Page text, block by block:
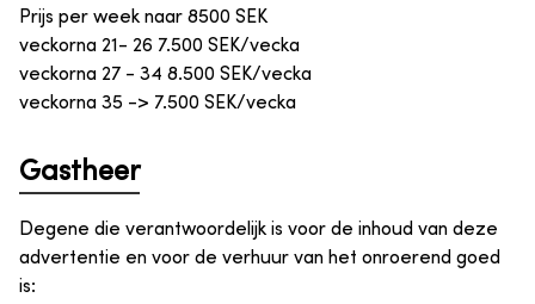
Prijs per week naar 8500 SEK
veckorna 21- 26 7.500 SEK/vecka
veckorna 27 - 34 8.500 SEK/vecka
veckorna 35 -> 7.500 SEK/vecka
Gastheer
Degene die verantwoordelijk is voor de inhoud van deze
advertentie en voor de verhuur van het onroerend goed
is: